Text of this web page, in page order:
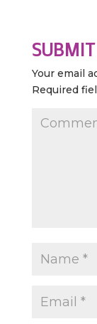
Your email
Required